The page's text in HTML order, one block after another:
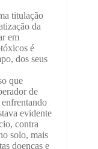
titulação
da
em
é
dos seus
que
de
enfrentando
evidente
contra
solo, mais
doenças e